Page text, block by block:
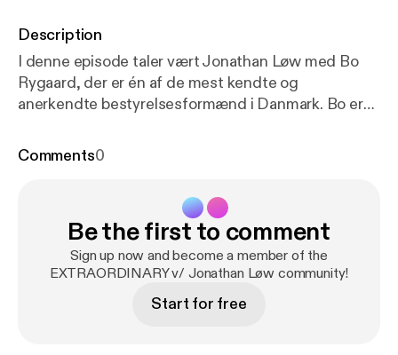
Description
I denne episode taler vært Jonathan Løw med Bo
Rygaard, der er én af de mest kendte og
anerkendte bestyrelsesformænd i Danmark. Bo er
bestyrelsesformand i Parken Sport &
podcasten taler Bo og Jonathan om, hvad det
kræver at sidde i en bestyrelse og som formand.
Hvad kan man forvente henholdsvis som
virksomhed og bestyrelsesmedlem, og hvad er
Comments0
Be the first to comment
Sign up now and become a member of the
EXTRAORDINARY v/ Jonathan Løw community!
Start for free